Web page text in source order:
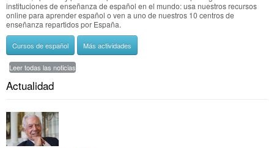
instituciones de enseñanza de español en el mundo: usa nuestros recursos
online para aprender español o ven a uno de nuestros 10 centros de
enseñanza repartidos por España.
Cursos de español Más actividades
Leer todas las noticias
Actualidad